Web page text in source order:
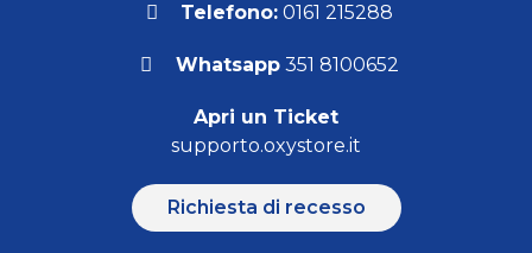
Telefono: 0161 215288
Whatsapp351 8100652
Apri un Ticket
supporto.oxystore.it
Richiesta di recesso